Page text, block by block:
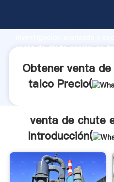
fuerte capacidad de
venta de chute espiral de
Obtener venta
talco Precio(
venta de chute
Introducción(